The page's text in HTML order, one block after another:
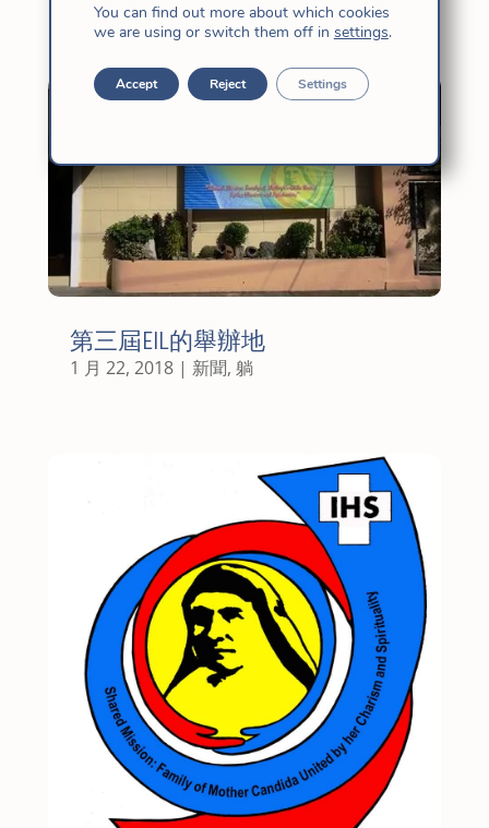
第三屆EIL的舉辦地
1 月 22, 2018| 新聞, 躺
You can find out more about which cookies
we are using or switch them off in settings.
Accept Reject Settings